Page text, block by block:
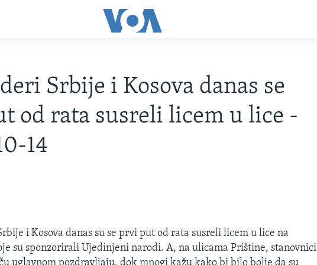
Srbije i Kosova danas se
od rata susreli licem u lice -
14
i Kosova danas su se prvi put od rata susreli licem u lice na
su sponzorirali Ujedinjeni narodi. A, na ulicama Prištine, stanovnici